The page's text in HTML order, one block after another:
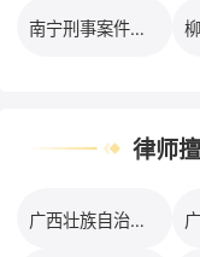
南宁刑事案件律师口碑排行榜
律师
广西壮族自治区婚姻家事律师口碑排行榜